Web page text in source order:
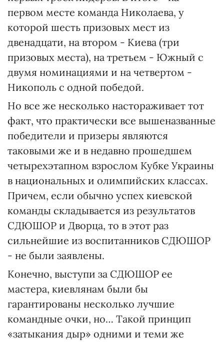
первом месте команда Николаева, у
которой шесть призовых мест из
двенадцати, на втором - Киева (три
призовых места), на третьем - Южный с
двумя номинациями и на четвертом -
Никополь с одной победой.
Но все же несколько настораживает тот
факт, что практически все вышеназванные
победители и призеры являются
таковыми же и в недавно прошедшем
четырехэтапном взрослом Кубке Украины
в национальных и олимпийских классах.
Причем, если обычно успех киевской
команды складывается из результатов
СДЮШОР и Дворца, то в этот раз
сильнейшие из воспитанников СДЮШОР
- не были заявлены.
Конечно, выступи за СДЮШОР ее
мастера, киевлянам были бы
гарантированы несколько лучшие
командные очки, но… Такой принцип
«затыкания дыр» одними и теми же